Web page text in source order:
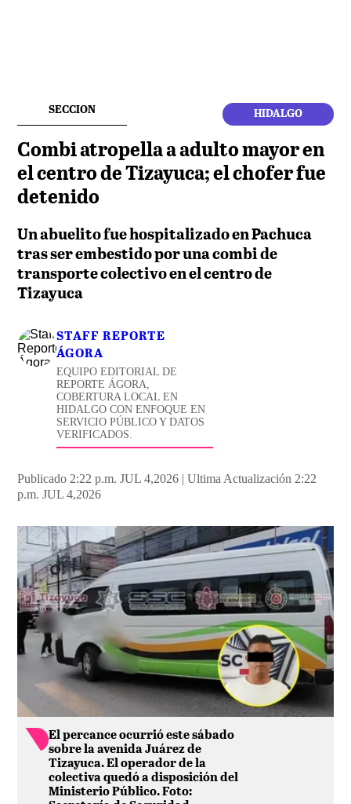
SECCION HIDALGO
Combi atropella a adulto mayor en
el centro de Tizayuca; el chofer fue
detenido
Un abuelito fue hospitalizado en Pachuca
tras ser embestido por una combi de
transporte colectivo en el centro de
Tizayuca
STAFF REPORTE
ÁGORA
EQUIPO EDITORIAL DE
REPORTE ÁGORA,
COBERTURA LOCAL EN
HIDALGO CON ENFOQUE EN
SERVICIO PÚBLICO Y DATOS
VERIFICADOS.
Publicado 2:22 p.m. JUL 4,2026 | Ultima Actualización 2:22
p.m. JUL 4,2026
El percance ocurrió este sábado
sobre la avenida Juárez de
Tizayuca. El operador de la
colectiva quedó a disposición del
Ministerio Público. Foto: